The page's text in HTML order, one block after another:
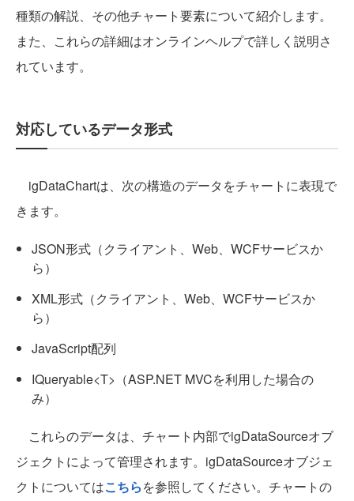
種類の解説、その他チャート要素について紹介します。
また、これらの詳細はオンラインヘルプで詳しく説明さ
れています。
対応しているデータ形式
igDataChartは、次の構造のデータをチャートに表現で
きます。
JSON形式（クライアント、Web、WCFサービスか
ら）
XML形式（クライアント、Web、WCFサービスか
ら）
JavaScript配列
IQueryable<T>（ASP.NET MVCを利用した場合の
み）
これらのデータは、チャート内部でigDataSourceオブ
ジェクトによって管理されます。igDataSourceオブジェ
クトについてはこちらを参照してください。チャートの